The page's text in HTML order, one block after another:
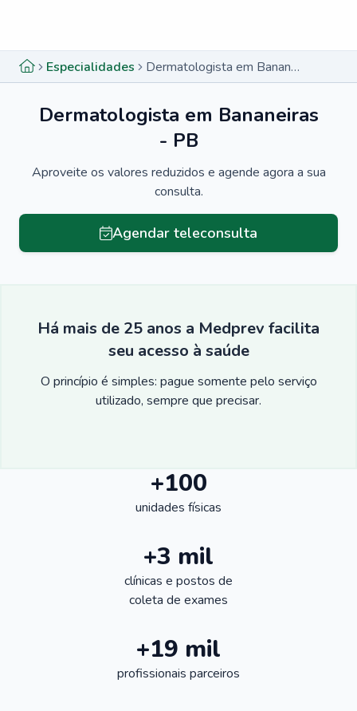
Especialidades Dermatologista em Bananeiras - PB
Dermatologista em Bananeiras
- PB
Aproveite os valores reduzidos e agende agora a sua
consulta.
Agendar teleconsulta
Há mais de 25 anos a Medprev facilita
seu acesso à saúde
O princípio é simples: pague somente pelo serviço
utilizado, sempre que precisar.
+100
unidades físicas
+3 mil
clínicas e postos de
coleta de exames
+19 mil
profissionais parceiros